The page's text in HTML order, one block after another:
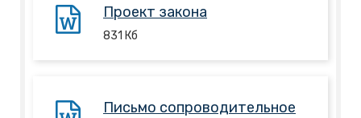
Проект закона
831 Кб
Письмо сопроводительное